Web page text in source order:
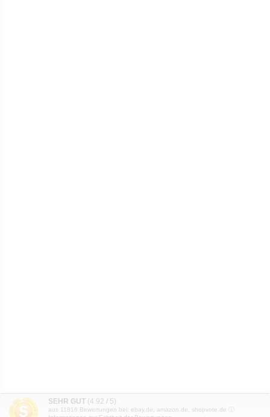
SEHR GUT (4.92 / 5)
aus 11816 Bewertungen bei: ebay.de, amazon.de, shopvote.de ⓘ